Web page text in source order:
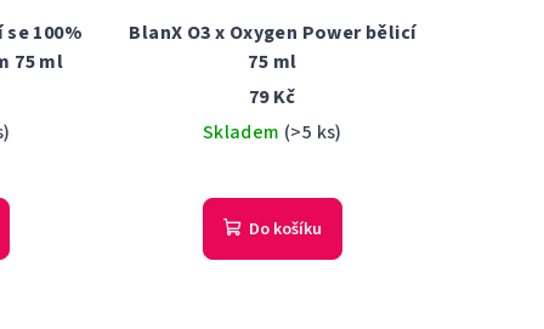
100%
75 ml
BlanX O3 x Oxygen Power bělicí
75 ml
79 Kč
Skladem (>5 ks)
Do košíku